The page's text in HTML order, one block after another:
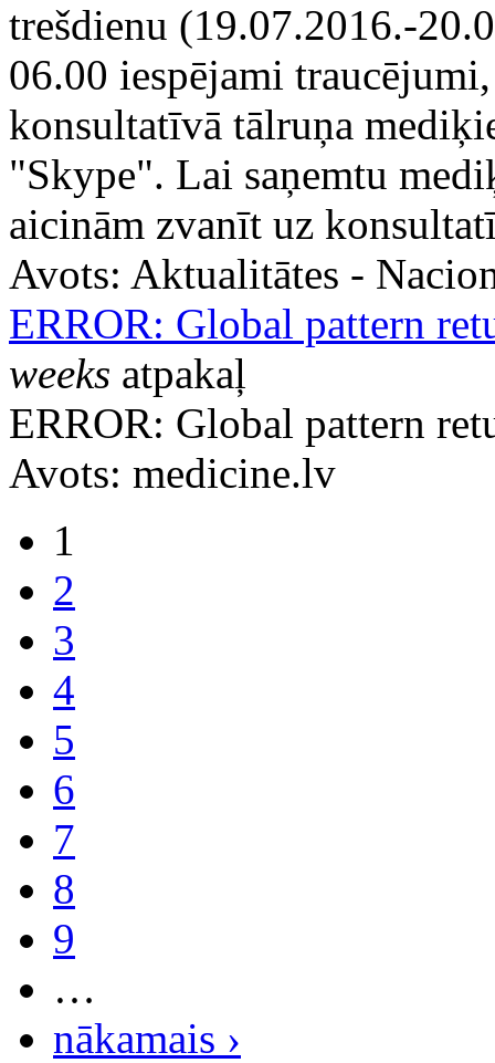
trešdienu (19.07.2016.-
06.00 iespējami
konsultatīvā tālruņa
"Skype". Lai saņemtu
aicinām zvanīt uz
Avots: Aktualitātes -
ERROR: Global pattern
weeks atpakaļ
ERROR: Global pattern
Avots: medicine.lv
1
2
3
4
5
6
7
8
9
…
nākamais ›